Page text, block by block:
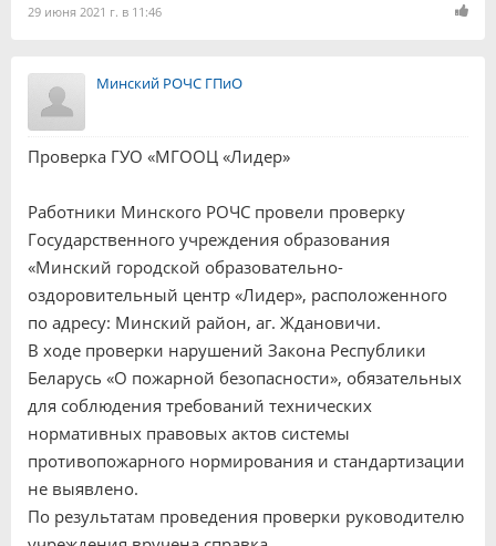
29 июня 2021 г. в 11:46
Минский РОЧС ГПиО
Проверка ГУО «МГООЦ «Лидер»
Работники Минского РОЧС провели проверку
Государственного учреждения образования
«Минский городской образовательно-
оздоровительный центр «Лидер», расположенного
по адресу: Минский район, аг. Ждановичи.
В ходе проверки нарушений Закона Республики
Беларусь «О пожарной безопасности», обязательных
для соблюдения требований технических
нормативных правовых актов системы
противопожарного нормирования и стандартизации
не выявлено.
По результатам проведения проверки руководителю